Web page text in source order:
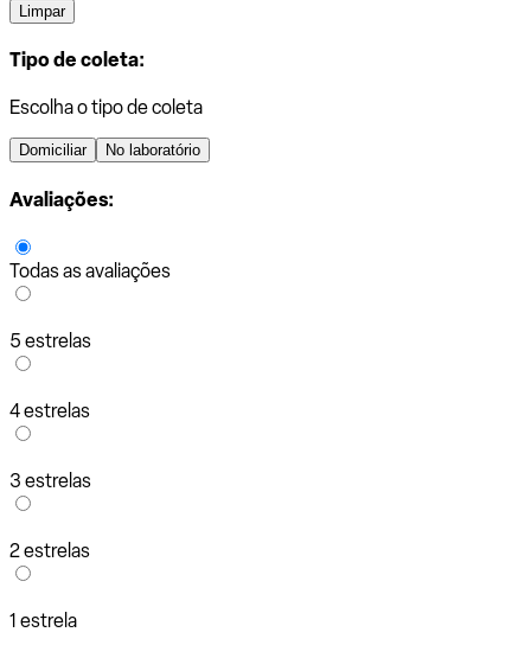
Limpar
Tipo de coleta:
Escolha o tipo de coleta
Domiciliar No laboratório
Avaliações:
Todas as avaliações
5 estrelas
4 estrelas
3 estrelas
2 estrelas
1 estrela